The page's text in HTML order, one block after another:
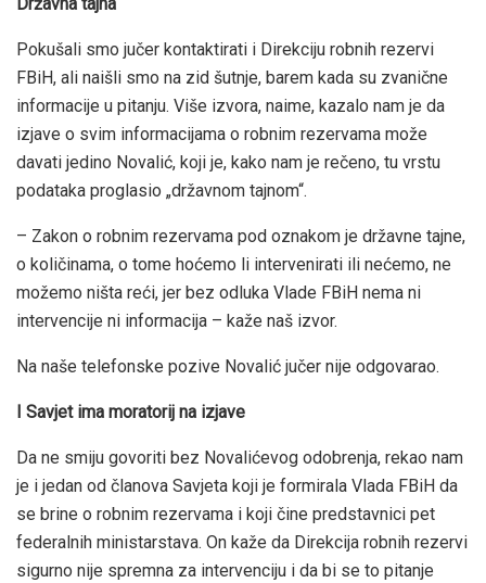
Pokušali smo jučer kontaktirati i Direkciju robnih rezervi
FBiH, ali naišli smo na zid šutnje, barem kada su zvanične
informacije u pitanju. Više izvora, naime, kazalo nam je da
izjave o svim informacijama o robnim rezervama može
davati jedino Novalić, koji je, kako nam je rečeno, tu vrstu
podataka proglasio „državnom tajnom“.
– Zakon o robnim rezervama pod oznakom je državne tajne,
o količinama, o tome hoćemo li intervenirati ili nećemo, ne
možemo ništa reći, jer bez odluka Vlade FBiH nema ni
intervencije ni informacija – kaže naš izvor.
Na naše telefonske pozive Novalić jučer nije odgovarao.
I Savjet ima moratorij na izjave
Da ne smiju govoriti bez Novalićevog odobrenja, rekao nam
je i jedan od članova Savjeta koji je formirala Vlada FBiH da
se brine o robnim rezervama i koji čine predstavnici pet
federalnih ministarstava. On kaže da Direkcija robnih rezervi
sigurno nije spremna za intervenciju i da bi se to pitanje